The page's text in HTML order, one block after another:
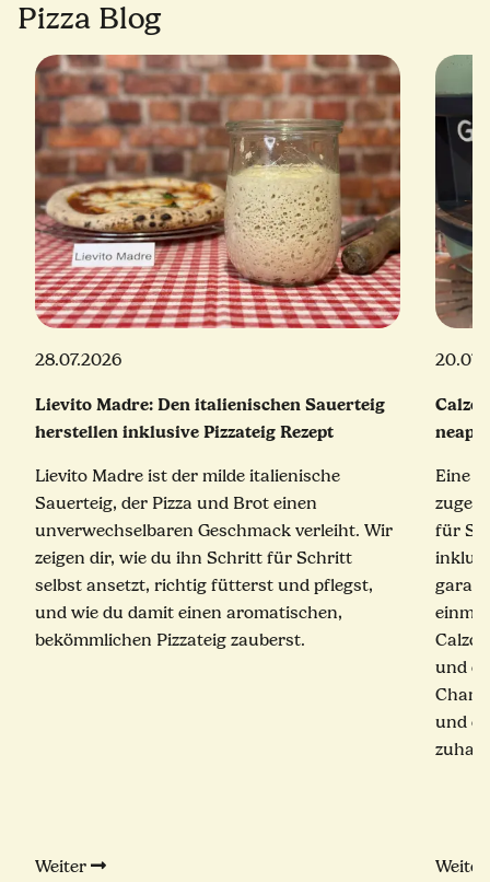
Pizza Blog
28.07.2026
Lievito Madre: Den italienischen Sauerteig
herstellen inklusive Pizzateig Rezept
Lievito Madre ist der milde italienische
Sauerteig, der Pizza und Brot einen
unverwechselbaren Geschmack verleiht. Wir
zeigen dir, wie du ihn Schritt für Schritt
selbst ansetzt, richtig fütterst und pflegst,
und wie du damit einen aromatischen,
bekömmlichen Pizzateig zauberst.
Weiter
Eine
für
und
und
Weiter